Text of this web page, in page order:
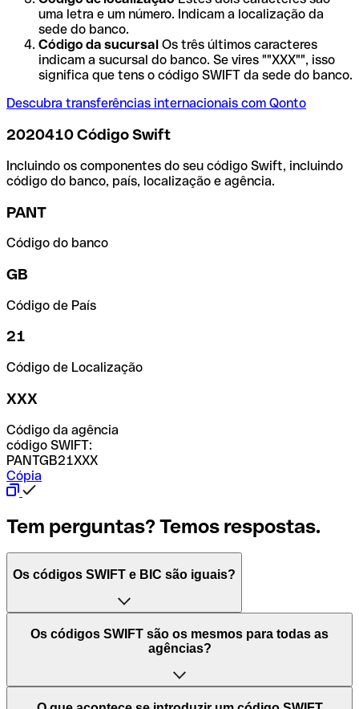
uma letra e um número. Indicam a localização da
sede do banco.
Código da sucursal Os três últimos caracteres
indicam a sucursal do banco. Se vires ""XXX"", isso
significa que tens o código SWIFT da sede do banco.
Descubra transferências internacionais com Qonto
2020410 Código Swift
Incluindo os componentes do seu código Swift, incluindo
código do banco, país, localização e agência.
PANT
Código do banco
GB
Código de País
21
Código de Localização
XXX
Código da agência
código SWIFT:
PANTGB21XXX
Cópia
Tem perguntas? Temos respostas.
Os códigos SWIFT e BIC são iguais?
O acrónimo SWIFT significa "Society for Worldwide
Interbank Financial Telecommunication (Sociedade para
Mundiais)". Trata-se de uma rede mundial onde se
processam pagamentos entre países. Por outro lado, BIC
Os códigos SWIFT são os mesmos para todas as
agências?